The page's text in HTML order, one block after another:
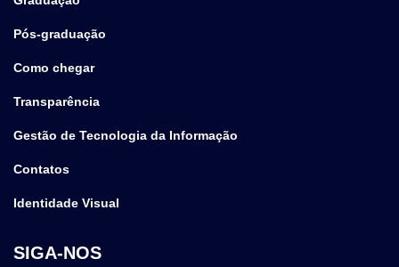
Pós-graduação
Como chegar
Transparência
Gestão de Tecnologia da Informação
Contatos
Identidade Visual
SIGA-NOS